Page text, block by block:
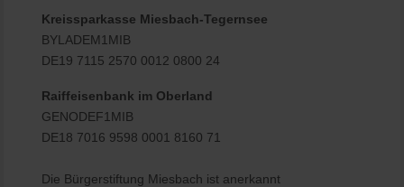
Kreissparkasse Miesbach-Tegernsee
BYLADEM1MIB
DE19 7115 2570 0012 0800 24
Raiffeisenbank im Oberland
GENODEF1MIB
DE18 7016 9598 0001 8160 71
Die Bürgerstiftung Miesbach ist anerkannt